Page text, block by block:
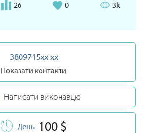
26
0 3k
3809715xx xx
Показати контакти
Написати виконавцю
День 100 $